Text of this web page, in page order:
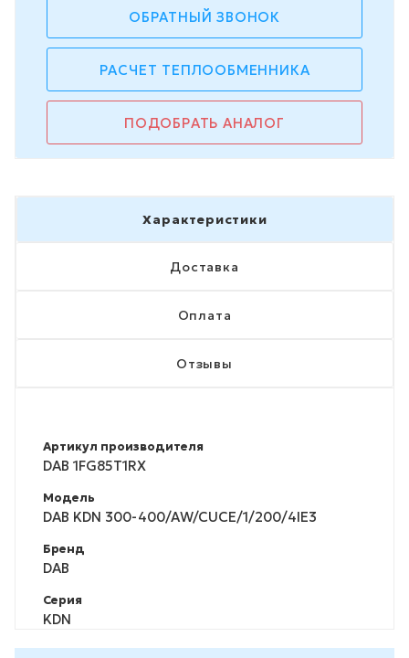
ОБРАТНЫЙ ЗВОНОК
РАСЧЕТ ТЕПЛООБМЕННИКА
ПОДОБРАТЬ АНАЛОГ
Характеристики
Доставка
Оплата
Отзывы
Артикул производителя
DAB 1FG85T1RX
Модель
DAB KDN 300-400/AW/CUCE/1/200/4IE3
Бренд
DAB
Серия
KDN